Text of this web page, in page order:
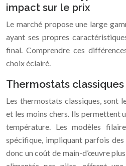
impact sur le prix
Le marché propose une large
ayant ses propres
final. Comprendre ces
choix éclairé.
Thermostats
Les thermostats classiques, sont
et les moins chers. Ils permettent
température. Les modèles
spécifique, impliquant parfois
donc un coût de main-d’œuvre